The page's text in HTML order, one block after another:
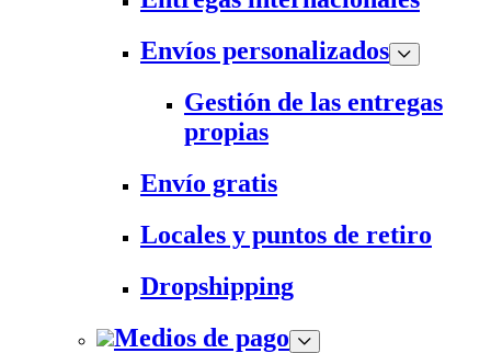
Envíos personalizados
Gestión de las entregas
propias
Envío gratis
Locales y puntos de retiro
Dropshipping
Medios de pago